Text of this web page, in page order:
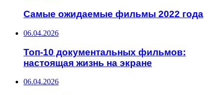
Самые ожидаемые фильмы 2022 года
06.04.2026
Топ-10 документальных фильмов:
настоящая жизнь на экране
06.04.2026